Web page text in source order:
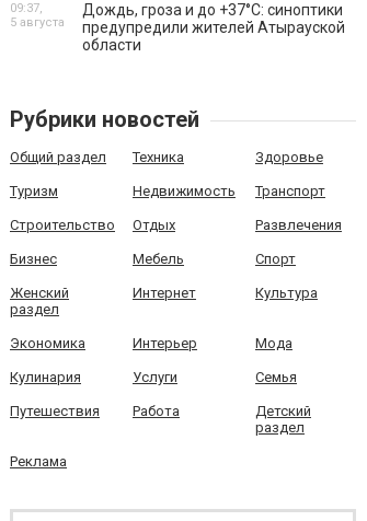
Дождь, гроза и до +37°C: синоптики
предупредили жителей Атырауской
области
09:37,
5 августа
Рубрики новостей
Общий раздел Техника Здоровье
Туризм Недвижимость Транспорт
Строительство Отдых Развлечения
Бизнес Мебель Спорт
Женский
раздел
Интернет Культура
Экономика Интерьер Мода
Кулинария Услуги Семья
Путешествия Работа
Детский
раздел
Реклама